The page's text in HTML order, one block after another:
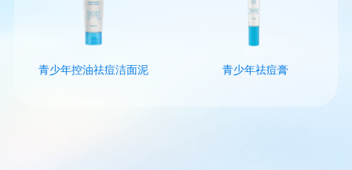
青少年控油祛痘洁面泥 青少年祛痘膏